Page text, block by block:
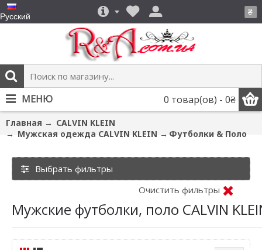
Русский ₴
0 товар(ов) - 0₴
МЕНЮ
Главная
CALVIN KLEIN
Мужская одежда CALVIN KLEIN
Футболки & Поло
Выбрать фильтры
Очистить фильтры
Мужские футболки, поло CALVIN